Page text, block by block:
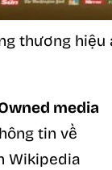
thương
media
tin về
Wikipedia